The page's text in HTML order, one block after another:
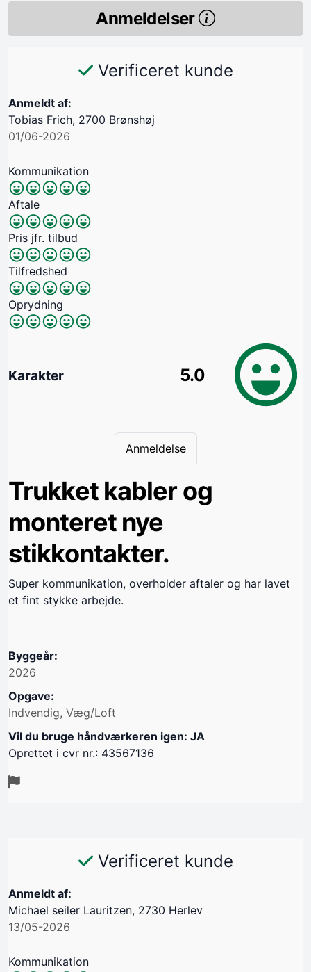
Anmeldelser
Verificeret kunde
Anmeldt af:
Tobias Frich, 2700 Brønshøj
01/06-2026
Kommunikation
Aftale
Pris jfr. tilbud
Tilfredshed
Oprydning
Karakter 5.0
Anmeldelse
Trukket kabler og
monteret nye
stikkontakter.
Super kommunikation, overholder aftaler og har lavet
et fint stykke arbejde.
Byggeår:
2026
Opgave:
Indvendig, Væg/Loft
Vil du bruge håndværkeren igen: JA
Oprettet i cvr nr.: 43567136
Verificeret kunde
Anmeldt af:
Michael seiler Lauritzen, 2730 Herlev
13/05-2026
Kommunikation